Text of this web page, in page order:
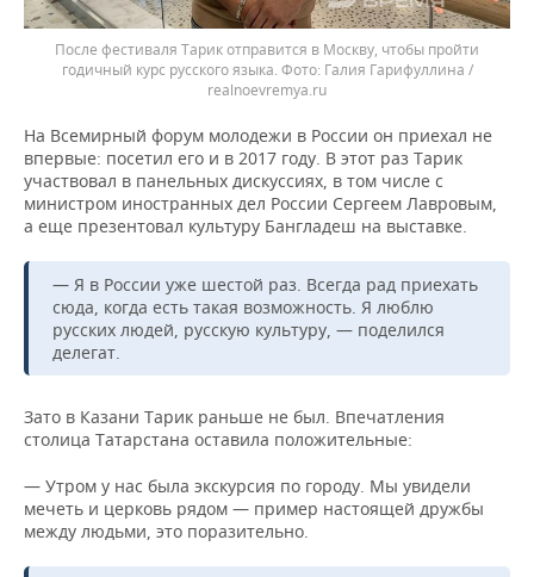
После фестиваля Тарик отправится в Москву, чтобы пройти
годичный курс русского языка.
Галия Гарифуллина /
realnoevremya.ru
На Всемирный форум молодежи в России он приехал не
впервые: посетил его и в 2017 году. В этот раз Тарик
участвовал в панельных дискуссиях, в том числе с
министром иностранных дел России Сергеем Лавровым,
а еще презентовал культуру Бангладеш на выставке.
— Я в России уже шестой раз. Всегда рад приехать
сюда, когда есть такая возможность. Я люблю
русских людей, русскую культуру, — поделился
делегат.
Зато в Казани Тарик раньше не был. Впечатления
столица Татарстана оставила положительные:
— Утром у нас была экскурсия по городу. Мы увидели
мечеть и церковь рядом — пример настоящей дружбы
между людьми, это поразительно.